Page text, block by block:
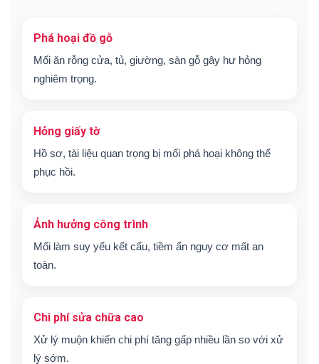
Phá hoại đồ gỗ
Mối ăn rỗng cửa, tủ, giường, sàn gỗ gây hư hỏng
nghiêm trọng.
Hỏng giấy tờ
Hồ sơ, tài liệu quan trọng bị mối phá hoại không thể
phục hồi.
Ảnh hưởng công trình
Mối làm suy yếu kết cấu, tiềm ẩn nguy cơ mất an
toàn.
Chi phí sửa chữa cao
Xử lý muộn khiến chi phí tăng gấp nhiều lần so với xử
lý sớm.